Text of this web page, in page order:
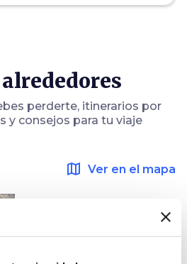
perderte, itinerarios por
y consejos para tu viaje
map Ver en el mapa